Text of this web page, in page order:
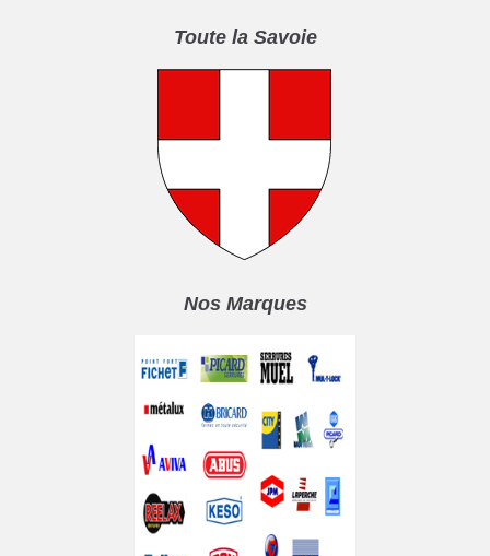
Toute la Savoie
Nos Marques